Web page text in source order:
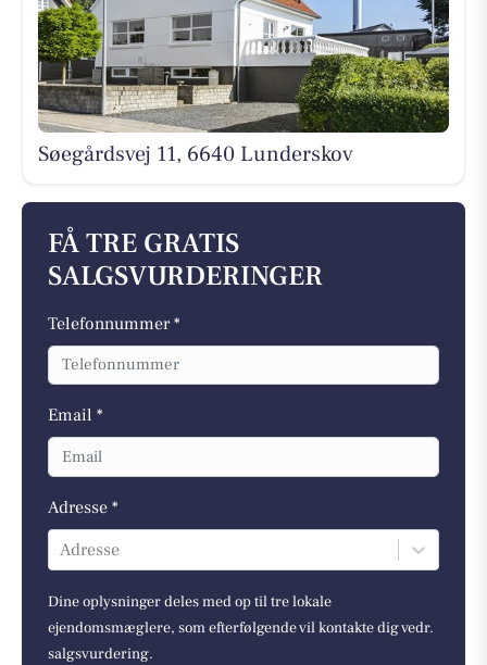
Søegårdsvej 11, 6640 Lunderskov
FÅ TRE GRATIS
SALGSVURDERINGER
Telefonnummer *
Email *
Adresse *
Adresse
Dine oplysninger deles med op til tre lokale
ejendomsmæglere, som efterfølgende vil kontakte dig vedr.
salgsvurdering.